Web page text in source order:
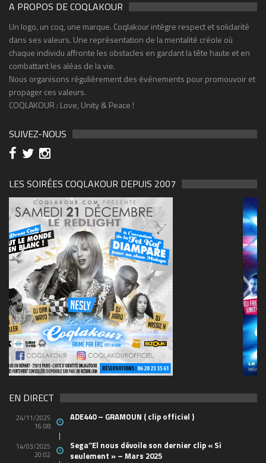
A PROPOS DE COQLAKOUR
Un logo, un coq, une marque. Coqlakour intègre respect et solidarité
dans ses valeurs. Une représentation de la mentalité créole où
chaque individu affronte les obstacles en gardant la tête haute et en
combattant les aléas de la vie.
Nous organisons régulièrement des événements pour promouvoir et
propager ces valeurs.
COQLAKOUR : Love, Unity & Peace !
SUIVEZ-NOUS
LES SOIRÉES COQLAKOUR DEPUIS 2007
(1)
EN DIRECT
24/11/2025
16:08
ADE440 – GRAMOUN ( clip officiel )
14/03/2025
20:02
Sega’’El nous dévoile son dernier clip « Si
seulement » – Mars 2025